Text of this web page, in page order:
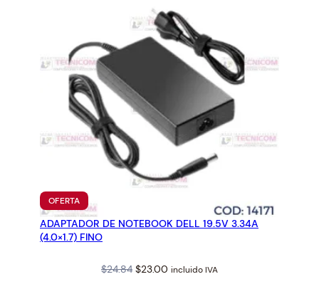
OFERTAPRODUCTO
EN
OFERTA
ADAPTADOR DE NOTEBOOK DELL 19.5V 3.34A
(4.0×1.7) FINO
$24.84 Original
$23.00 Current
incluido IVA